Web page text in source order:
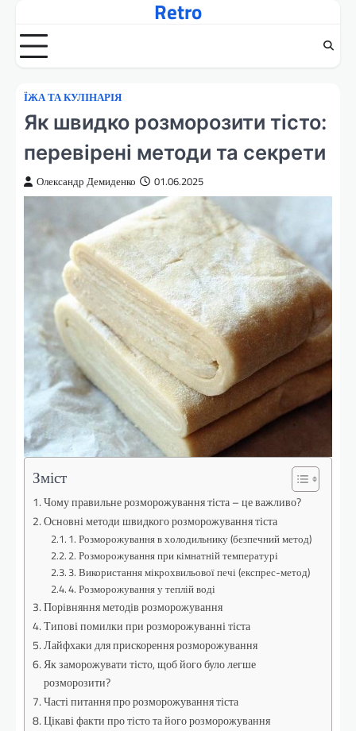
вмісту
Retro
ЇЖА ТА КУЛІНАРІЯ
Як швидко розморозити тісто:
перевірені методи та секрети
Олександр Демиденко 01.06.2025
Зміст
Чому правильне розморожування тіста – це важливо?
Основні методи швидкого розморожування тіста
1. Розморожування в холодильнику (безпечний метод)
2. Розморожування при кімнатній температурі
3. Використання мікрохвильової печі (експрес-метод)
4. Розморожування у теплій воді
Порівняння методів розморожування
Типові помилки при розморожуванні тіста
Лайфхаки для прискорення розморожування
Як заморожувати тісто, щоб його було легше
розморозити?
Часті питання про розморожування тіста
Цікаві факти про тісто та його розморожування